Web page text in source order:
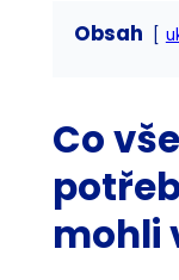
Obsah
Co
mohli